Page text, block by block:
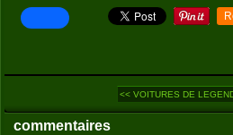
<< VOITURES DE
commentaires